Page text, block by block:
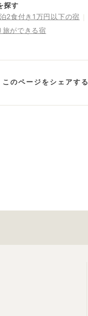
探す
2食付き1万円以下の宿
ができる宿
このページをシェアする